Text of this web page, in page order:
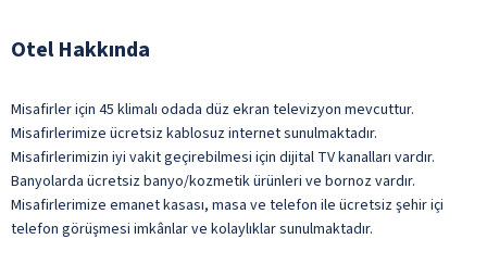
Otel Hakkında
Misafirler için 45 klimalı odada düz ekran televizyon mevcuttur.
Misafirlerimize ücretsiz kablosuz internet sunulmaktadır.
Misafirlerimizin iyi vakit geçirebilmesi için dijital TV kanalları vardır.
Banyolarda ücretsiz banyo/kozmetik ürünleri ve bornoz vardır.
Misafirlerimize emanet kasası, masa ve telefon ile ücretsiz şehir içi
telefon görüşmesi imkânlar ve kolaylıklar sunulmaktadır.